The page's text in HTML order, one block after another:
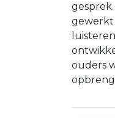
gewerkt
ouders